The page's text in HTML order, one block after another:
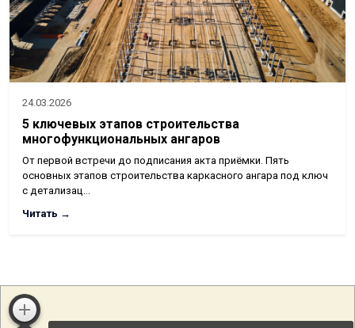
24.03.2026
5 ключевых этапов строительства
многофункциональных ангаров
От первой встречи до подписания акта приёмки. Пять
основных этапов строительства каркасного ангара под ключ
с детализац…
Читать →